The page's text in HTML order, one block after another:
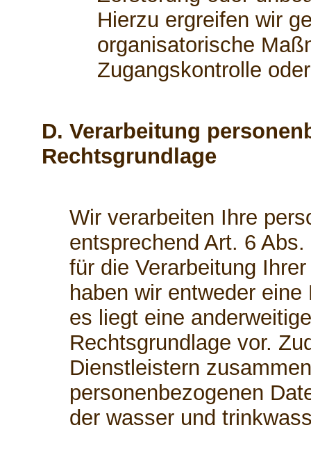
Hierzu ergreifen wir
organisatorische
Zugangskontrolle
D. Verarbeitung
Rechtsgrundlage
Wir verarbeiten Ihre
entsprechend Art. 6
für die Verarbeitung
haben wir entweder
es liegt eine
Rechtsgrundlage vor.
Dienstleistern
personenbezogenen
der wasser und